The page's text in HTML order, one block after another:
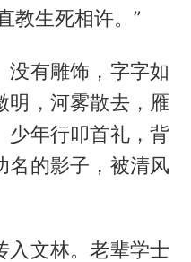
教生死相许。”
没有雕饰，字字如
明，河雾散去，雁
少年行叩首礼，背
名的影子，被清风
入文林。老辈学士